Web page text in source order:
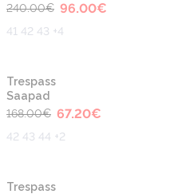
240.00€ 96.00€
41 42 43 +4
Trespass
Saapad
168.00€ 67.20€
42 43 44 +2
Trespass